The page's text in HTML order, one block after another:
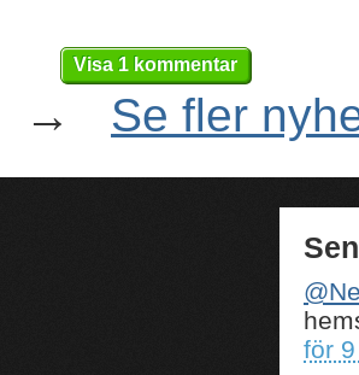
Visa 1 kommentar
→ Se fler
för